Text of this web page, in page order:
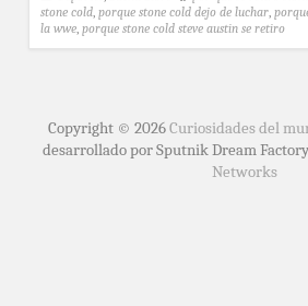
stone cold, porque stone cold dejo de luchar,
la wwe, porque stone cold steve austin se retiro
Copyright © 2026Curiosidades del
desarrollado por Sputnik Dream
Networks